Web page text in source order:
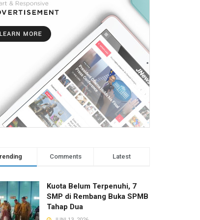
Comments Latest
Kuota Belum Terpenuhi, 7
SMP di Rembang Buka SPMB
Tahap Dua